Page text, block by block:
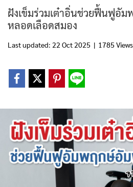
ฝังเข็มร่วมเต๋าอิ่นช่วยฟื้นฟูอั
หลอดเลือดสมอง
Last updated: 22 Oct 2025 | 1785 Views